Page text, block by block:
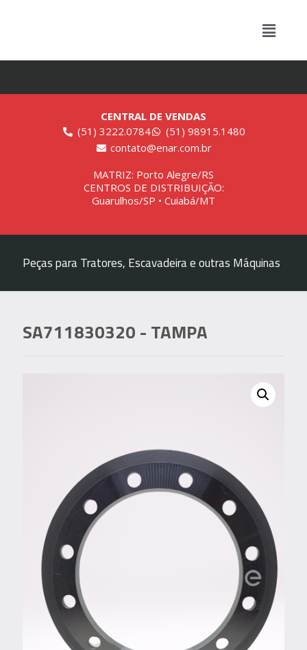
CENTRAL DE VENDAS
(51) 3222.0784
(51) 98915.1480
contato@enar.com.br
MATRIZ: Porto Alegre/RS
CENTROS DE DISTRIBUIÇÃO:
Guarulhos/SP • Cuiabá/MT
Peças para Tratores, Escavadeira e outras Máquinas
SA711830320 - TAMPA